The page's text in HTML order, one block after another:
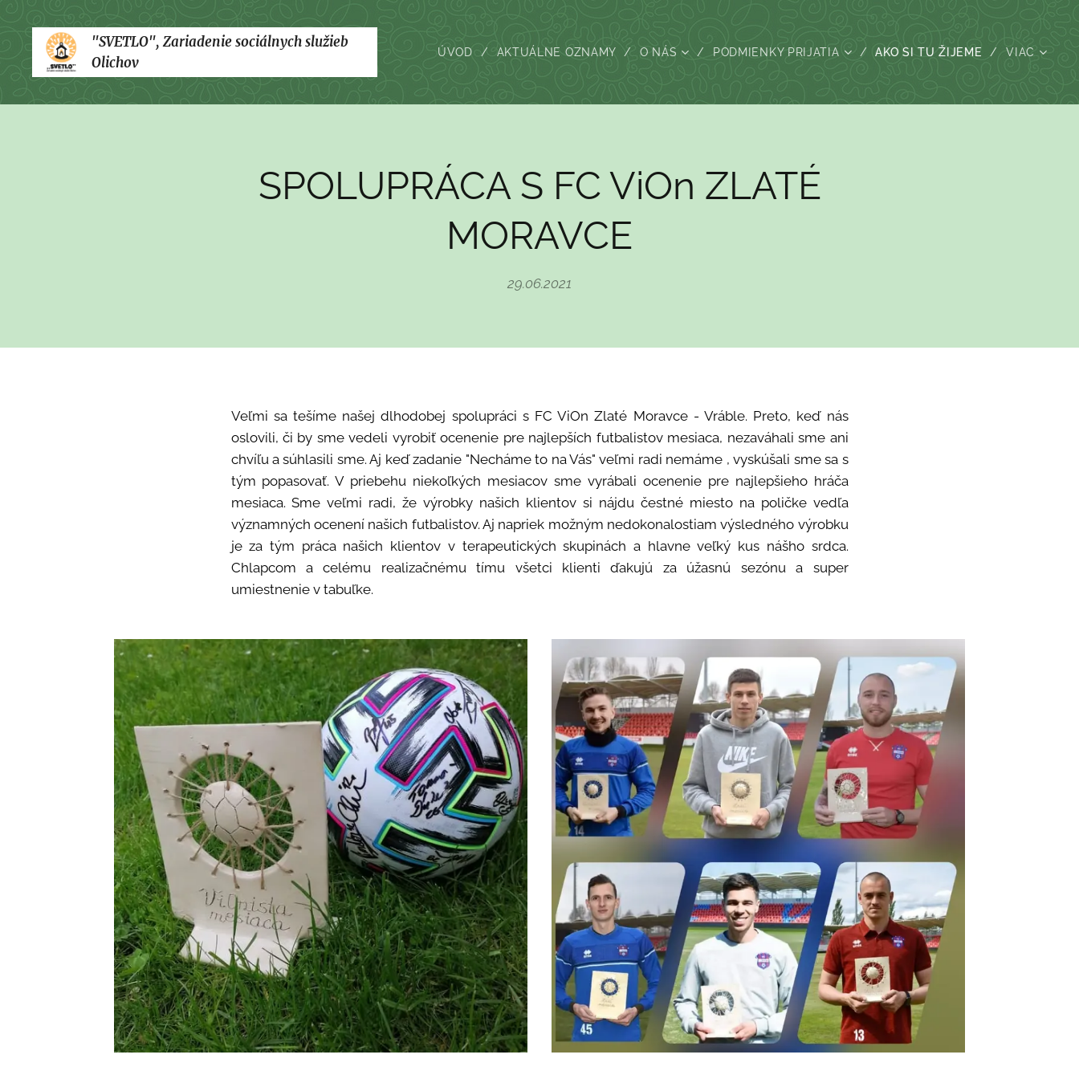
"SVETLO", Zariadenie sociálnych služieb
Olichov
ÚVOD AKTUÁLNE OZNAMY O NÁS PODMIENKY PRIJATIA AKO SI TU ŽIJEME VIAC
SPOLUPRÁCA S FC ViOn ZLATÉ
MORAVCE
29.06.2021
Veľmi sa tešíme našej dlhodobej spolupráci s FC ViOn Zlaté Moravce - Vráble. Preto, keď nás
oslovili, či by sme vedeli vyrobiť ocenenie pre najlepších futbalistov mesiaca, nezaváhali sme ani
chvíľu a súhlasili sme. Aj keď zadanie "Necháme to na Vás" veľmi radi nemáme , vyskúšali sme sa s
tým popasovať. V priebehu niekoľkých mesiacov sme vyrábali ocenenie pre najlepšieho hráča
mesiaca. Sme veľmi radi, že výrobky našich klientov si nájdu čestné miesto na poličke vedľa
významných ocenení našich futbalistov. Aj napriek možným nedokonalostiam výsledného výrobku
je za tým práca našich klientov v terapeutických skupinách a hlavne veľký kus nášho srdca.
Chlapcom a celému realizačnému tímu všetci klienti ďakujú za úžasnú sezónu a super
umiestnenie v tabuľke.